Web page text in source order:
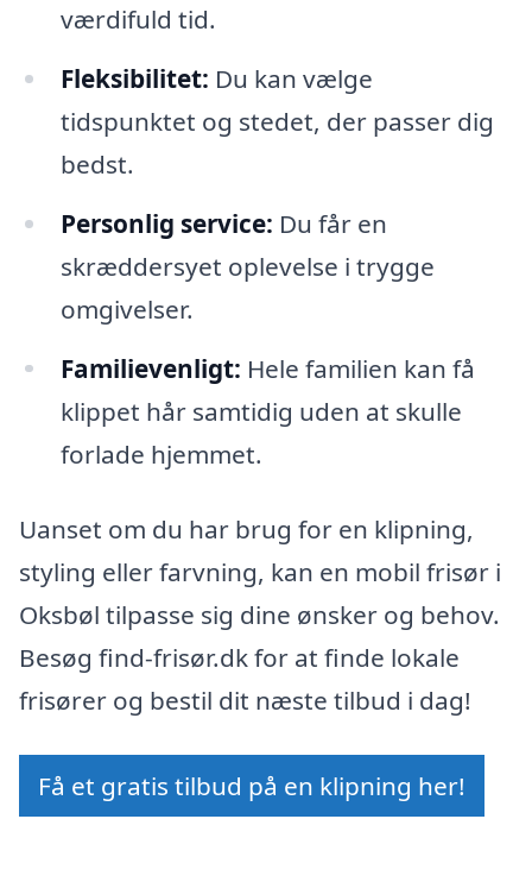
værdifuld tid.
Fleksibilitet: Du kan vælge
tidspunktet og stedet, der passer dig
bedst.
Personlig service: Du får en
skræddersyet oplevelse i trygge
omgivelser.
Familievenligt: Hele familien kan få
klippet hår samtidig uden at skulle
forlade hjemmet.
Uanset om du har brug for en klipning,
styling eller farvning, kan en mobil frisør i
Oksbøl tilpasse sig dine ønsker og behov.
Besøg find-frisør.dk for at finde lokale
frisører og bestil dit næste tilbud i dag!
Få et gratis tilbud på en klipning her!